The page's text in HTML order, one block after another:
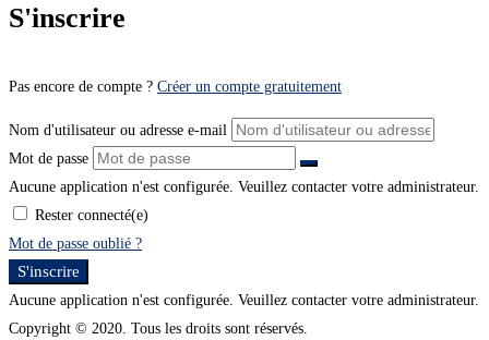
S'inscrire
Pas encore de compte ? Créer un compte gratuitement
Nom d'utilisateur ou adresse e-mail
Mot de passe
Aucune application n'est configurée. Veuillez contacter votre administrateur.
Rester connecté(e)
Mot de passe oublié ?
S'inscrire
Aucune application n'est configurée. Veuillez contacter votre administrateur.
Copyright © 2020. Tous les droits sont réservés.